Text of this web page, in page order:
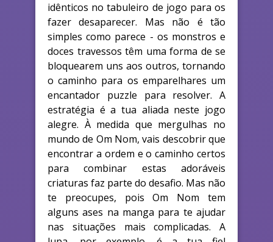
idênticos no tabuleiro de jogo para os
fazer desaparecer. Mas não é tão
simples como parece - os monstros e
doces travessos têm uma forma de se
bloquearem uns aos outros, tornando
o caminho para os emparelhares um
encantador puzzle para resolver. A
estratégia é a tua aliada neste jogo
alegre. À medida que mergulhas no
mundo de Om Nom, vais descobrir que
encontrar a ordem e o caminho certos
para combinar estas adoráveis
criaturas faz parte do desafio. Mas não
te preocupes, pois Om Nom tem
alguns ases na manga para te ajudar
nas situações mais complicadas. A